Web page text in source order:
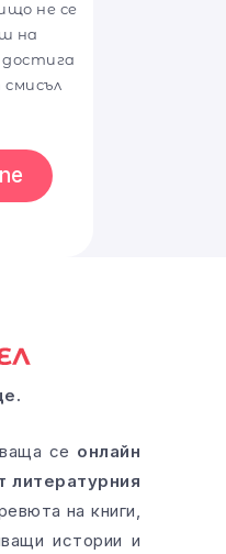
не се
на
се онлайн
литературния
на книги,
истории и